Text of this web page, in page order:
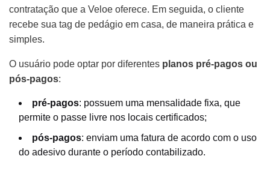
contratação que a Veloe oferece. Em seguida, o cliente
recebe sua tag de pedágio em casa, de maneira prática e
simples.
O usuário pode optar por diferentes planos pré-pagos ou
pós-pagos:
pré-pagos: possuem uma mensalidade fixa, que
permite o passe livre nos locais certificados;
pós-pagos: enviam uma fatura de acordo com o uso
do adesivo durante o período contabilizado.